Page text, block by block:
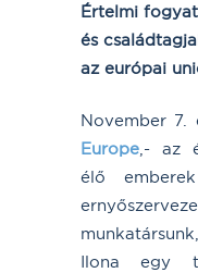
Értelmi
és
az európai
November
Europe,- az
élő
Ilona egy